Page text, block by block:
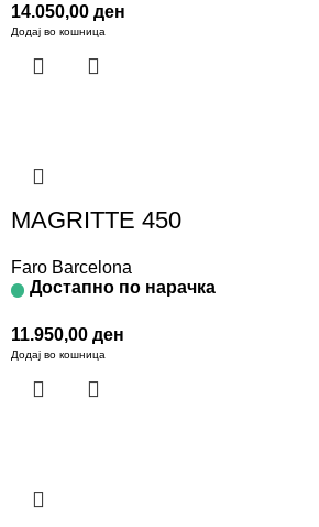
14.050,00 ден
Додај во кошница
MAGRITTE 450
Faro Barcelona
Достапно по нарачка
11.950,00 ден
Додај во кошница